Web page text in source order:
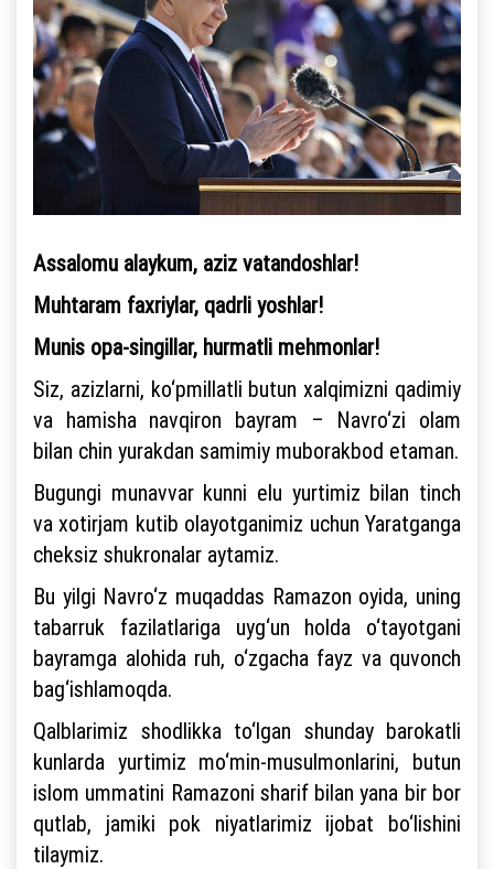
Assalomu alaykum, aziz vatandoshlar!
Muhtaram faxriylar, qadrli yoshlar!
Munis opa-singillar, hurmatli mehmonlar!
Siz, azizlarni, ko‘pmillatli butun xalqimizni qadimiy
va hamisha navqiron bayram – Navro‘zi olam
bilan chin yurakdan samimiy muborakbod etaman.
Bugungi munavvar kunni elu yurtimiz bilan tinch
va xotirjam kutib olayotganimiz uchun Yaratganga
cheksiz shukronalar aytamiz.
Bu yilgi Navro‘z muqaddas Ramazon oyida, uning
tabarruk fazilatlariga uyg‘un holda o‘tayotgani
bayramga alohida ruh, o‘zgacha fayz va quvonch
bag‘ishlamoqda.
Qalblarimiz shodlikka to‘lgan shunday barokatli
kunlarda yurtimiz mo‘min-musulmonlarini, butun
islom ummatini Ramazoni sharif bilan yana bir bor
qutlab, jamiki pok niyatlarimiz ijobat bo‘lishini
tilaymiz.